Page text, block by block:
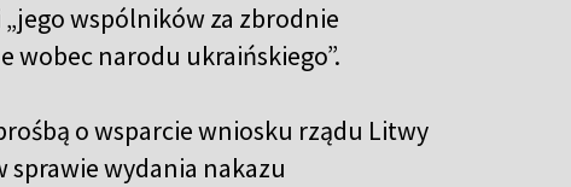
„jego wspólników za zbrodnie
wobec narodu ukraińskiego”.
o wsparcie wniosku rządu Litwy
sprawie wydania nakazu